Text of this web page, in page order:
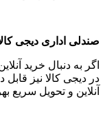
صندلی اداری دیجی
اگر به دنبال خرید
در دیجی کالا نیز
آنلاین و تحویل سریع